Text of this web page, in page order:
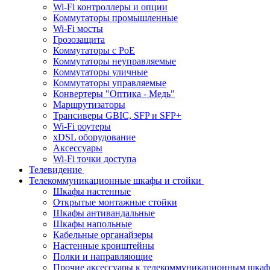
Wi-Fi контроллеры и опции
Коммутаторы промышленные
Wi-Fi мосты
Грозозащита
Коммутаторы c PoE
Коммутаторы неуправляемые
Коммутаторы уличные
Коммутаторы управляемые
Конвертеры "Оптика - Медь"
Маршрутизаторы
Трансиверы GBIC, SFP и SFP+
Wi-Fi роутеры
xDSL оборудование
Аксессуары
Wi-Fi точки доступа
Телевидение
Телекоммуникационные шкафы и стойки
Шкафы настенные
Открытые монтажные стойки
Шкафы антивандальные
Шкафы напольные
Кабельные органайзеры
Настенные кронштейны
Полки и направляющие
Прочие аксессуары к телекоммуникационным